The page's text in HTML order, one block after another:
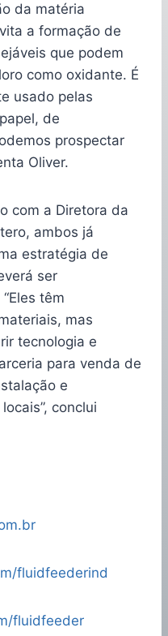
da matéria
a formação de
que podem
como oxidante. É
usado pelas
de
prospectar
Oliver.
com a Diretora da
ambos já
estratégia de
ser
têm
mas
tecnologia e
para venda de
e
conclui
fluidfeederind
fluidfeeder